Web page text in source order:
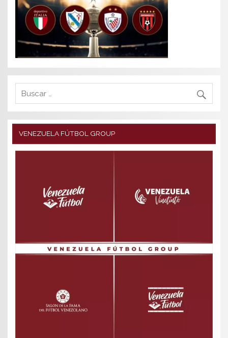
VENEZUELA FÚTBOL GROUP